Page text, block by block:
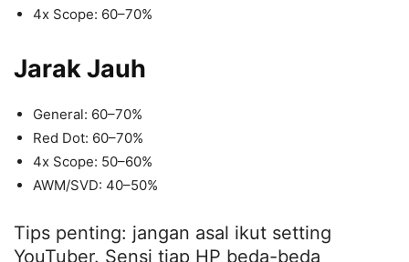
4x Scope: 60–70%
Jarak Jauh
General: 60–70%
Red Dot: 60–70%
4x Scope: 50–60%
AWM/SVD: 40–50%
Tips penting: jangan asal ikut setting
YouTuber. Sensi tiap HP beda-beda